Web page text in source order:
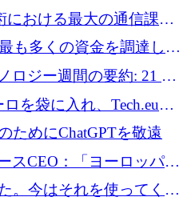
れを解決したいと考えて
における最大の通信課題
めに 16 万 2,000 ユーロを
も多くの資金を調達した
ロジー週間の要約: 21 億
Funding Explorer
を袋に入れ、Tech.eu
ち上げ、そしてルクセン
ためにChatGPTを敬遠
スCEO：「ヨーロッパは
。今はそれを使ってくれ